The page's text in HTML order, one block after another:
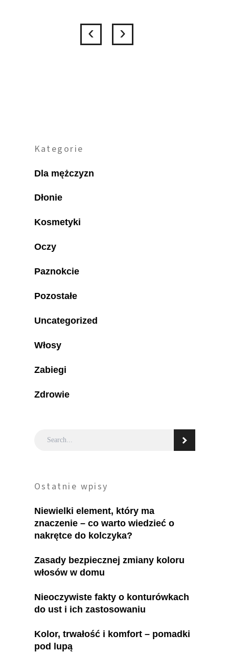
Kategorie
Dla mężczyzn
Dłonie
Kosmetyki
Oczy
Paznokcie
Pozostałe
Uncategorized
Włosy
Zabiegi
Zdrowie
Ostatnie wpisy
Niewielki element, który ma
znaczenie – co warto wiedzieć o
nakrętce do kolczyka?
Zasady bezpiecznej zmiany koloru
włosów w domu
Nieoczywiste fakty o konturówkach
do ust i ich zastosowaniu
Kolor, trwałość i komfort – pomadki
pod lupą